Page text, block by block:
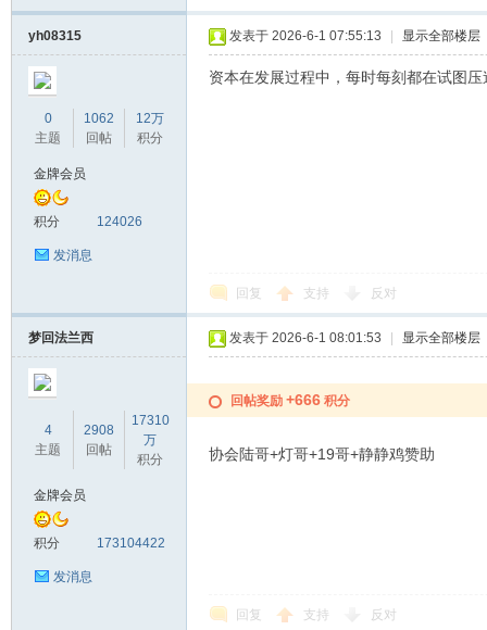
yh08315
0
主题
1062
回帖
12万
积分
金牌会员
积分 124026
发消息
发表于 2026-6-1 07:55:13 显示全部楼层
资本在发展过程中，每时每刻都在试图
回复 支持 反对
梦回法兰西
4
主题
2908
回帖
17310
万
积分
金牌会员
积分 173104422
发消息
发表于 2026-6-1 08:01:53 显示全部楼层
回帖奖励 +666 积分
协会陆哥+灯哥+19哥+静静鸡赞助
回复 支持 反对